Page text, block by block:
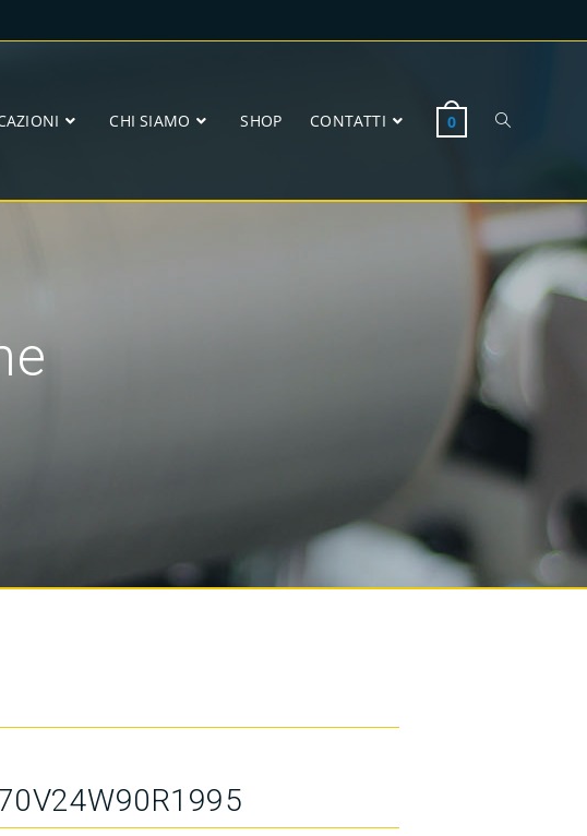
CHI SIAMO SHOP CONTATTI 0